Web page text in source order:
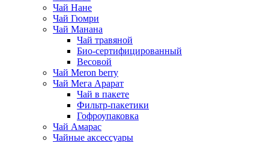
Чай Нане
Чай Гюмри
Чай Манана
Чай травяной
Био-сертифицированный
Весовой
Чай Meron berry
Чай Мега Арарат
Чай в пакете
Фильтр-пакетики
Гофроупаковка
Чай Амарас
Чайные аксессуары